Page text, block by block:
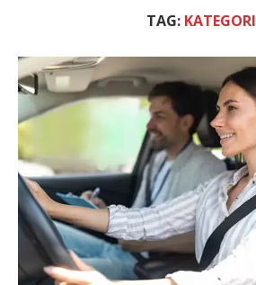
TAG: KATEGORI